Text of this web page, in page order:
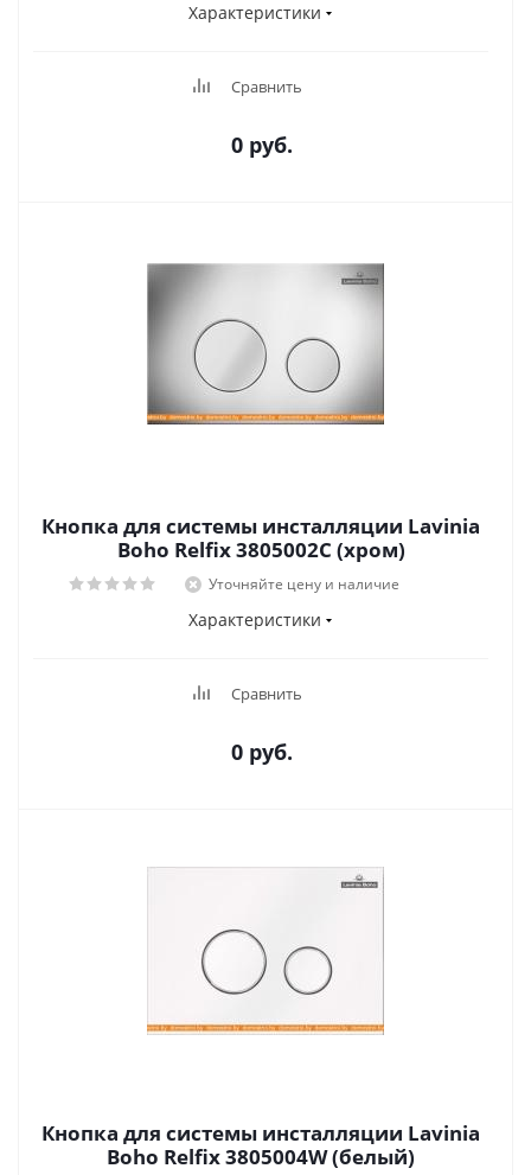
Характеристики
Сравнить
0 руб.
Кнопка для системы инсталляции Lavinia
Boho Relfix 3805002C (хром)
Уточняйте цену и наличие
Характеристики
Сравнить
0 руб.
Кнопка для системы инсталляции Lavinia
Boho Relfix 3805004W (белый)